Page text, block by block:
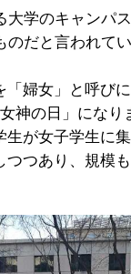
学のキャンパス
だと言われてい
婦女」と呼び
神の日」になり
が女子学生に集
つあり、規模